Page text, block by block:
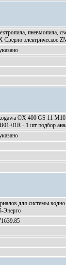
электрическое
OX 400 GS 11
01R - 1 шт подбор
для системы
Энерго